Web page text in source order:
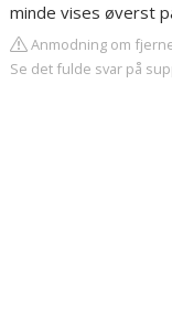
minde vises øverst
Anmodning om
Se det fulde svar på